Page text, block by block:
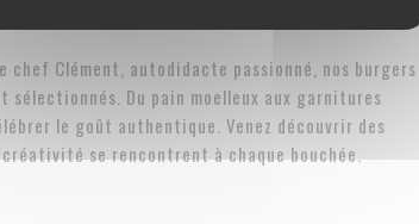
chef Clément, autodidacte passionné, nos burgers
Du pain moelleux aux garnitures
le goût authentique. Venez découvrir des
se rencontrent à chaque bouchée.